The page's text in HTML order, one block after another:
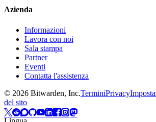
Azienda
Informazioni
Lavora con noi
Sala stampa
Partner
Eventi
Contatta l'assistenza
© 2026 Bitwarden, Inc.TerminiPrivacy
del sito